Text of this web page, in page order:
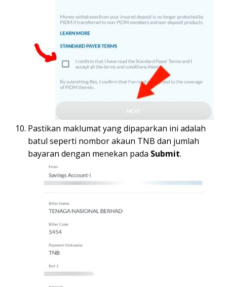
Pastikan maklumat yang dipaparkan ini adalah
batul seperti nombor akaun TNB dan jumlah
bayaran dengan menekan pada Submit.